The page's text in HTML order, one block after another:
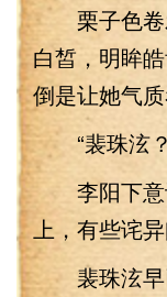
栗子色卷发
白皙，明眸
倒是让她气
“裴珠泫
李阳下意
上，有些诧
裴珠泫早已